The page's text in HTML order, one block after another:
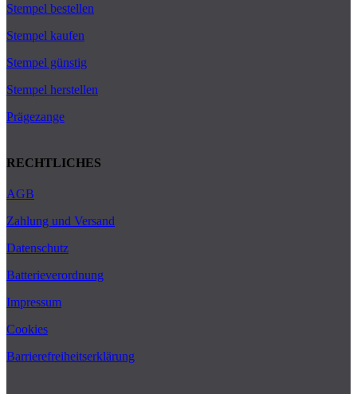
Stempel bestellen
Stempel kaufen
Stempel günstig
Stempel herstellen
Prägezange
RECHTLICHES
AGB
Zahlung und Versand
Datenschutz
Batterieverordnung
Impressum
Cookies
Barrierefreiheitserklärung